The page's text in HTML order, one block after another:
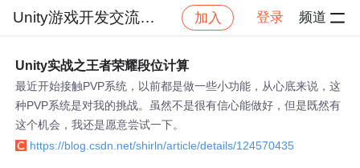
Unity游戏开发交流社区 加入 登录 频道
社区 Unity游戏开发交流社区
Unity实战之王者荣耀段位计算
最近开始接触PVP系统，以前都是做一些小功能，从心底来说，这
种PVP系统是对我的挑战。虽然不是很有信心能做好，但是既然有
这个机会，我还是愿意尝试一下。
https://blog.csdn.net/shirln/article/details/124570435